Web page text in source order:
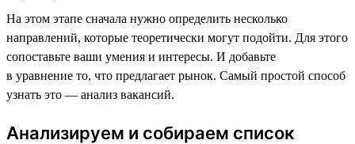
На этом этапе сначала нужно определить несколько
направлений, которые теоретически могут подойти. Для этого
сопоставьте ваши умения и интересы. И добавьте
в уравнение то, что предлагает рынок. Самый простой способ
узнать это — анализ вакансий.
Анализируем и собираем список